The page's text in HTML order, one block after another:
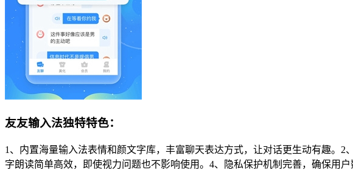
友友输入法独特特色：
1、内置海量输入法表情和颜文字库，丰富聊天表达方式，让对话更生动有趣。
字朗读简单高效，即使视力问题也不影响使用。4、隐私保护机制完善，确保用户